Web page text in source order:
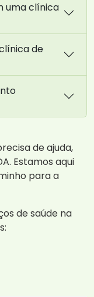
uma clínica
de
de ajuda,
Estamos aqui
para a
de saúde na